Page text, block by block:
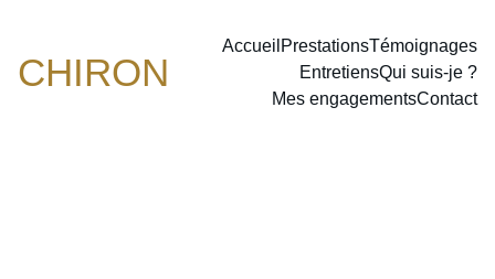
CHIRON
Accueil PrestationsTémoignages
EntretiensQui suis-je ?
Mes engagementsContact